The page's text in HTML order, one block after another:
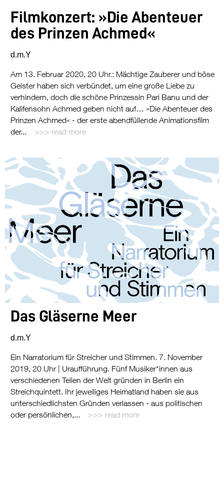
Filmkonzert: »Die Abenteuer
des Prinzen Achmed«
d.m.Y
Am 13. Februar 2020, 20 Uhr.: Mächtige Zauberer und böse
Geister haben sich verbündet, um eine große Liebe zu
verhindern, doch die schöne Prinzessin Pari Banu und der
Kalifensohn Achmed geben nicht auf… »Die Abenteuer des
Prinzen Achmed« - der erste abendfüllende Animationsfilm
der...
read more
Das Gläserne Meer
d.m.Y
Ein Narratorium für Streicher und Stimmen. 7. November
2019, 20 Uhr | Uraufführung. Fünf Musiker*innen aus
verschiedenen Teilen der Welt gründen in Berlin ein
Streichquintett. Ihr jeweiliges Heimatland haben sie aus
unterschiedlichsten Gründen verlassen - aus politischen
oder persönlichen,...
read more